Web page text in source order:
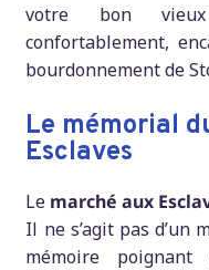
votre bon
confortablement,
bourdonnement de
Le mémorial
Esclaves
Le marché aux
Il ne s’agit pas d’un
mémoire poignant